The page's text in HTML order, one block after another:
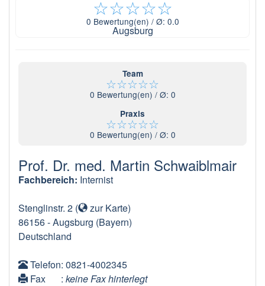
☆☆☆☆☆
0 Bewertung(en) / Ø: 0.0
Augsburg
Team
☆☆☆☆☆
0 Bewertung(en) / Ø: 0
Praxis
☆☆☆☆☆
0 Bewertung(en) / Ø: 0
Prof. Dr. med. Martin Schwaiblmair
Fachbereich: Internist
Stenglinstr. 2 ( zur Karte)
86156-Augsburg (Bayern)
Deutschland
Telefon: 0821-4002345
Fax
: keine Fax hinterlegt